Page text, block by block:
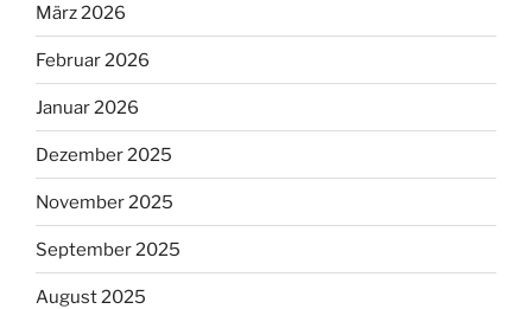
März 2026
Februar 2026
Januar 2026
Dezember 2025
November 2025
September 2025
August 2025